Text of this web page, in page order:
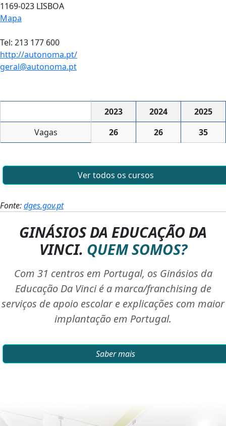
1169-023 LISBOA
Mapa
Tel: 213 177 600
http://autonoma.pt/
geral@autonoma.pt
2023 2024
2025
Vagas
26 26 35
Ver todos os cursos
Fonte:dges.gov.pt
GINÁSIOS DA EDUCAÇÃO DA
VINCI. QUEM SOMOS?
Com 31 centros em Portugal, os Ginásios da
Educação Da Vinci é a marca/franchising de
serviços de apoio escolar e explicações com maior
implantação em Portugal.
Saber mais